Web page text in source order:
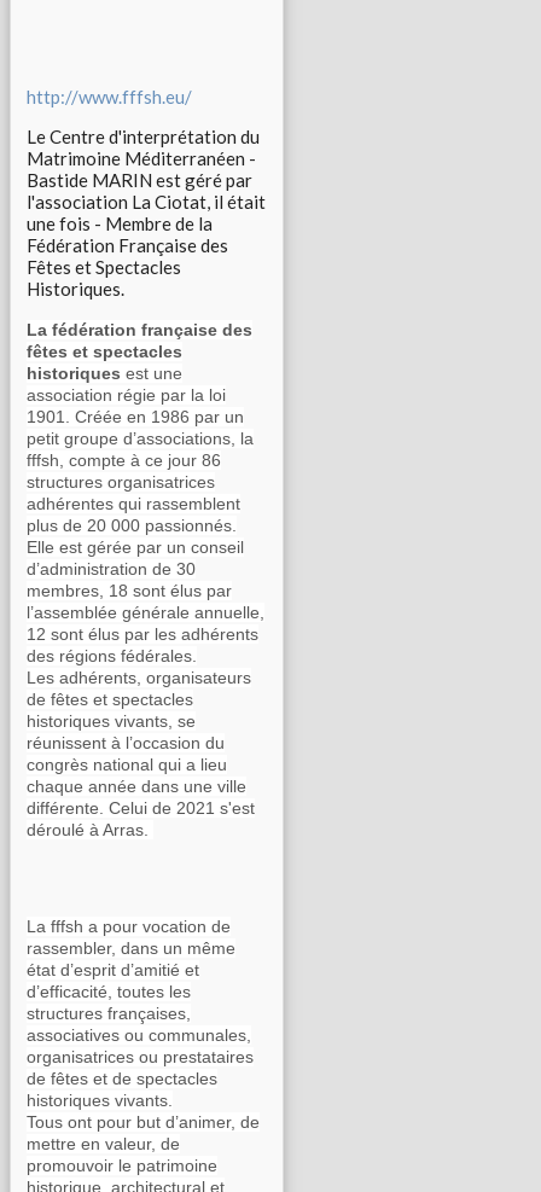
http://www.fffsh.eu/
Le Centre d'interprétation du
Matrimoine Méditerranéen -
Bastide MARIN est géré par
l'association La Ciotat, il était
une fois - Membre de la
Fédération Française des
Fêtes et Spectacles
Historiques.
La fédération française des
fêtes et spectacles
historiques est une
association régie par la loi
1901. Créée en 1986 par un
petit groupe d’associations, la
fffsh, compte à ce jour 86
structures organisatrices
adhérentes qui rassemblent
plus de 20 000 passionnés.
Elle est gérée par un conseil
d’administration de 30
membres, 18 sont élus par
l’assemblée générale annuelle,
12 sont élus par les adhérents
des régions fédérales.
Les adhérents, organisateurs
de fêtes et spectacles
historiques vivants, se
réunissent à l’occasion du
congrès national qui a lieu
chaque année dans une ville
différente. Celui de 2021 s'est
déroulé à Arras.
La fffsh a pour vocation de
rassembler, dans un même
état d’esprit d’amitié et
d’efficacité, toutes les
structures françaises,
associatives ou communales,
organisatrices ou prestataires
de fêtes et de spectacles
historiques vivants.
Tous ont pour but d’animer, de
mettre en valeur, de
promouvoir le patrimoine
historique, architectural et